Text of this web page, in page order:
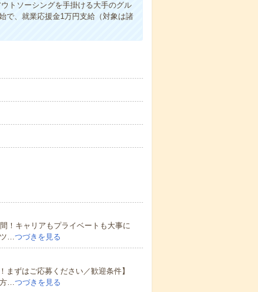
トソーシングを手掛ける大手のグル
で、就業応援金1万円支給（対象は諸
！キャリアもプライベートも大事に
ツ…つづきを見る
ずはご応募ください／歓迎条件】
方…つづきを見る